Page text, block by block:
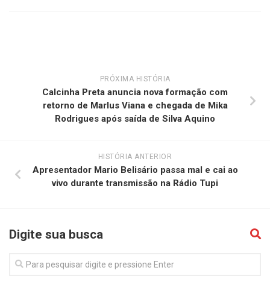
PRÓXIMA HISTÓRIA
Calcinha Preta anuncia nova formação com
retorno de Marlus Viana e chegada de Mika
Rodrigues após saída de Silva Aquino
HISTÓRIA ANTERIOR
Apresentador Mario Belisário passa mal e cai ao
vivo durante transmissão na Rádio Tupi
Digite sua busca